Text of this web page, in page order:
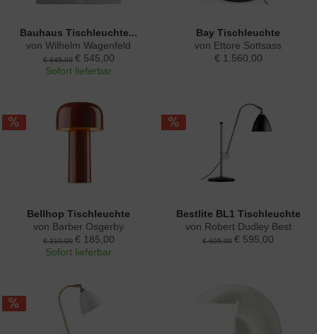
Bauhaus Tischleuchte...
von Wilhelm Wagenfeld
€ 645,00 € 545,00
Sofort lieferbar
Bay Tischleuchte
von Ettore Sottsass
€ 1.560,00
Bellhop Tischleuchte
von Barber Osgerby
€ 210,00 € 185,00
Sofort lieferbar
Bestlite BL1 Tischleuchte
von Robert Dudley Best
€ 695,00 € 595,00